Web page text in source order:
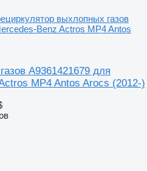
выхлопных газов
Benz Actros MP4 Antos
A9361421679 для
MP4 Antos Arocs (2012-)